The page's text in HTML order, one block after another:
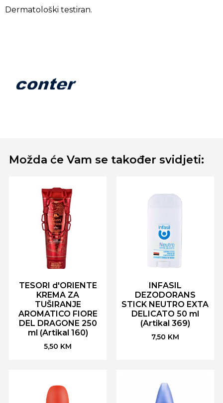
Dermatološki testiran.
Možda će Vam se također svidjeti:
TESORI d'ORIENTE
KREMA ZA
TUŠIRANJE
AROMATICO FIORE
DEL DRAGONE 250
ml (Artikal 160)
5,50 KM
INFASIL
DEZODORANS
STICK NEUTRO EXTA
DELICATO 50 ml
(Artikal 369)
7,50 KM